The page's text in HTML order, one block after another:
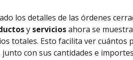
los detalles de las órdenes
y servicios ahora se
totales. Esto facilita ver cuántos
con sus cantidades e